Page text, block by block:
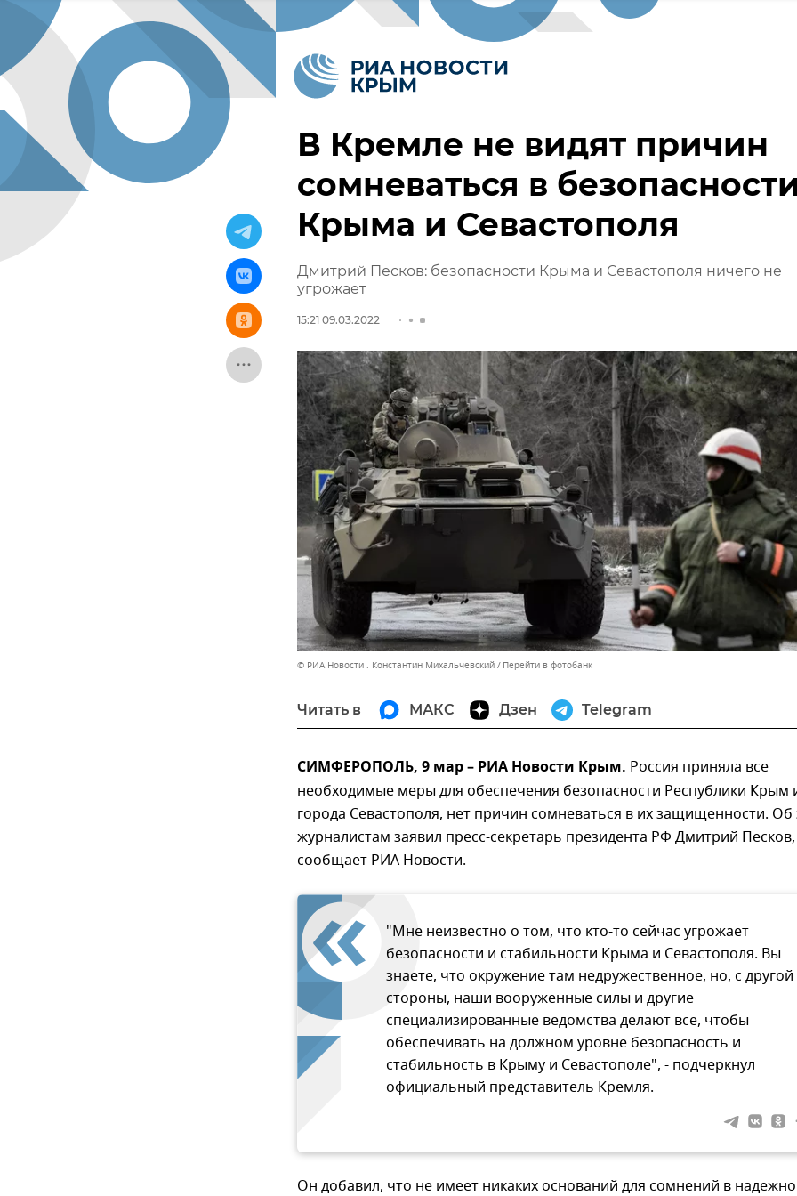
В Кремле не видят причин
сомневаться в
Крыма и Севастополя
Дмитрий Песков: безопасности Крыма и Севастополя ничего не
угрожает
15:21 09.03.2022
© РИА Новости . Константин Михальчевский Перейти в фотобанк
Читать в МАКС Дзен Telegram
СИМФЕРОПОЛЬ, 9 мар – РИА Новости Крым. Россия приняла все
необходимые меры для обеспечения безопасности Республики Крым
города Севастополя, нет причин сомневаться в их защищенности. Об
журналистам заявил пресс-секретарь президента РФ Дмитрий Песков,
сообщает РИА Новости.
"Мне неизвестно о том, что кто-то сейчас угрожает
безопасности и стабильности Крыма и Севастополя. Вы
знаете, что окружение там недружественное, но, с другой
стороны, наши вооруженные силы и другие
специализированные ведомства делают все, чтобы
обеспечивать на должном уровне безопасность и
стабильность в Крыму и Севастополе", - подчеркнул
официальный представитель Кремля.
Он добавил, что не имеет никаких оснований для сомнений в